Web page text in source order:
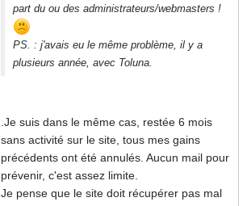
part du ou des administrateurs/webmasters !
PS. : j'avais eu le même problème, il y a
plusieurs année, avec Toluna.
.Je suis dans le même cas, restée 6 mois
sans activité sur le site, tous mes gains
précédents ont été annulés. Aucun mail pour
prévenir, c'est assez limite.
Je pense que le site doit récupérer pas mal